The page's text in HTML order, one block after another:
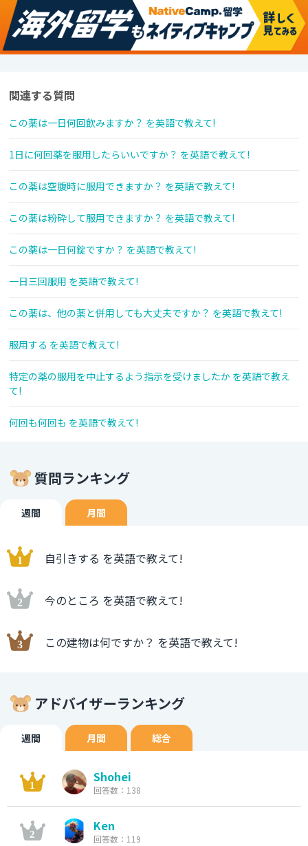
関連する質問
この薬は一日何回飲みますか？ を英語で教えて!
1日に何回薬を服用したらいいですか？ を英語で教えて!
この薬は空腹時に服用できますか？ を英語で教えて!
この薬は粉砕して服用できますか？ を英語で教えて!
この薬は一日何錠ですか？ を英語で教えて!
一日三回服用 を英語で教えて!
この薬は、他の薬と併用しても大丈夫ですか？ を英語で教えて!
服用する を英語で教えて!
特定の薬の服用を中止するよう指示を受けましたか を英語で教え
て!
何回も何回も を英語で教えて!
質問ランキング
週間 月間
自引きする を英語で教えて!
今のところ を英語で教えて!
この建物は何ですか？ を英語で教えて!
アドバイザーランキング
週間 月間 総合
Shohei
回答数：138
Ken
回答数：119